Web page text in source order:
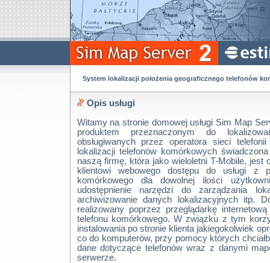
System lokalizacji położenia geograficznego telefonów
Opis usługi
Witamy na stronie domowej usługi Sim Map
produktem przeznaczonym do
obsługiwanych przez operatora sieci
lokalizacji telefonów komórkowych
naszą firmę, która jako wieloletni T-Mobile, jest
klientowi webowego dostępu do usługi z
komórkowego dla dowolnej ilości
udostępnienie narzędzi do zarządzania
archiwizowanie danych lokalizacyjnych itp.
realizowany poprzez przeglądarkę
telefonu komórkowego. W związku z tym
instalowania po stronie klienta jakiegokolwiek
co do komputerów, przy pomocy których
dane dotyczące telefonów wraz z danymi
serwerze.